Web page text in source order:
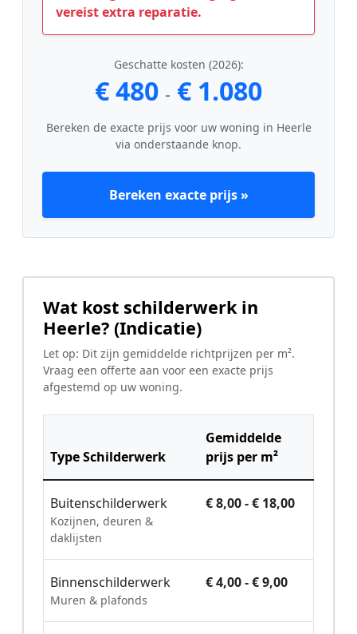
vereist extra reparatie.
Geschatte kosten (2026):
€ 480 - € 1.080
Bereken de exacte prijs voor uw woning in Heerle
via onderstaande knop.
Bereken exacte prijs »
Wat kost schilderwerk in
Heerle? (Indicatie)
Let op: Dit zijn gemiddelde richtprijzen per m².
Vraag een offerte aan voor een exacte prijs
afgestemd op uw woning.
Type Schilderwerk
Gemiddelde
prijs per m²
Buitenschilderwerk
Kozijnen, deuren &
daklijsten
€ 8,00 - € 18,00
Binnenschilderwerk
Muren & plafonds
€ 4,00 - € 9,00